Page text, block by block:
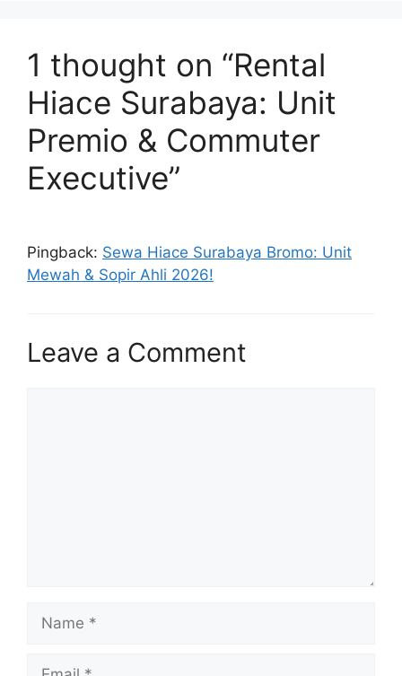
1 thought on “Rental
Hiace Surabaya: Unit
Premio & Commuter
Executive”
Pingback: Sewa Hiace Surabaya Bromo: Unit
Mewah & Sopir Ahli 2026!
Leave a Comment